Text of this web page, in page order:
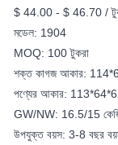
$ 44.00 - $ 46.70 /
মডেল: 1904
MOQ: 100 টুকরা
শক্ত কাগজ আকার:
পণ্যের আকার:
GW/NW: 16.5/15
উপযুক্ত বয়স: 3-8 বছর